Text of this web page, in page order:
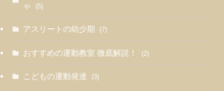
ゃ
(5)
アスリートの幼少期 (7)
おすすめの運動教室 徹底解説！ (2)
こどもの運動発達 (3)